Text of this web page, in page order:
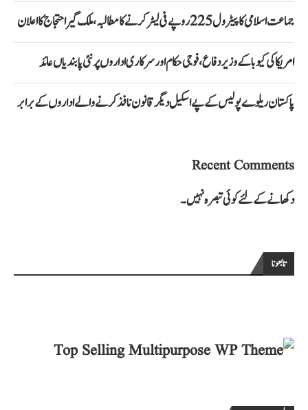
جماعت اسلامی کا پیٹرول 225 روپے فی لیٹر کرنے کا مطالبہ، ملک گیر احتجاج کا اعلان
امریکا کی کیوبا کے وزیر دفاع، فوجی حکام اور سرکاری اداروں پر نئی پابندیاں عائد
پاکستان ریلوے پولیس کے پے اسکیل دیگر قانون نافذ کرنے والے اداروں کے برابر
Recent Comments
دکھانے کے لئے کوئی تبصرہ نہیں۔
تابعونا